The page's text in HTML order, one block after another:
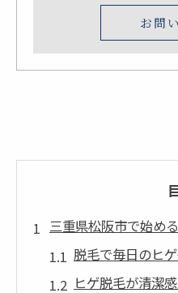
お問
三重県松阪市で始め
脱毛で毎日のヒ
ヒゲ脱毛が清潔